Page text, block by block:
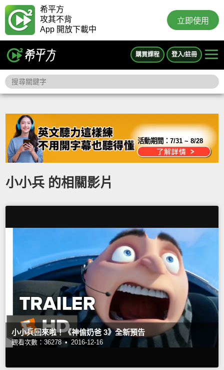
希平方
攻其不背
App 開放下載中
立即使用
購買課程 登入/註冊
活動期間：7/31 ~ 8/28
小小兵 的相關影片
小小兵回來啦！《神偷奶爸 3》全新預告
觀看次數：36278 • 2016-12-16